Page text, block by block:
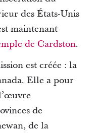
des États-Unis
maintenant
de Cardston.
est créée : la
Elle a pour
de
de la